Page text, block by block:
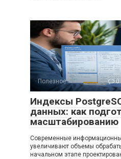
Полезное 0
Индексы
данных: как
масштабированию
Современные
увеличивают объемы
начальном этапе